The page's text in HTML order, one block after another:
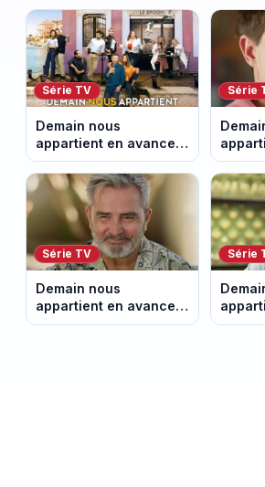
Série TV
Demain nous
appartient en avance :
ce qui vous attend la
semaine du 10 au 14
août 2026 (spoiler)
Série
août
Série TV
Demain nous
appartient en avance:
Alex révèle son lourd
Série
la